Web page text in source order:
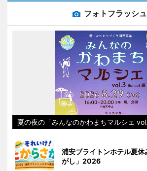
フォトフラッシュ
夏の夜の「みんなのかわまちマルシェ
浦安ブライトンホテル夏休
がし」2026